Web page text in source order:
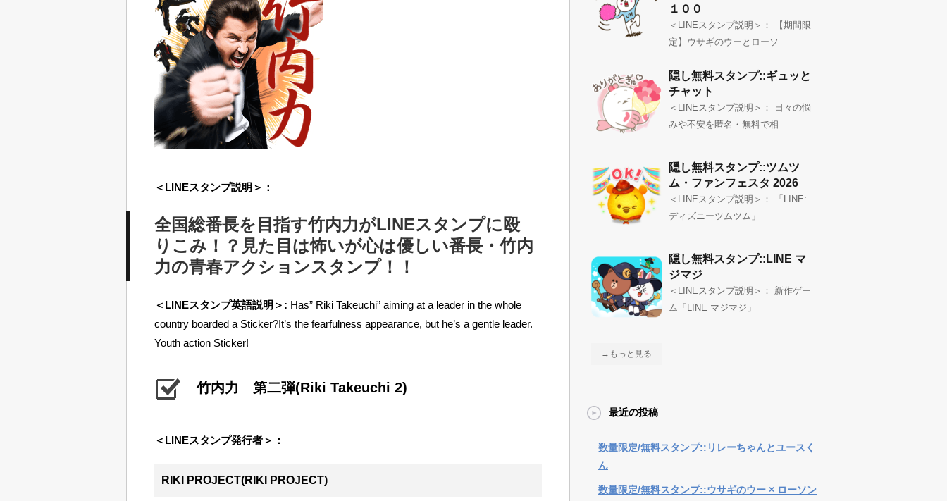
＜LINEスタンプ説明＞：
全国総番長を目指す竹内力がLINEスタンプに殴
りこみ！？見た目は怖いが心は優しい番長・竹内
力の青春アクションスタンプ！！
＜LINEスタンプ英語説明＞: Has” Riki Takeuchi” aiming at a leader in the whole
country boarded a Sticker?It’s the fearfulness appearance, but he’s a gentle leader.
Youth action Sticker!
竹内力 第二弾(Riki Takeuchi 2)
＜LINEスタンプ発行者＞：
RIKI PROJECT(RIKI PROJECT)
１００
＜LINEスタンプ説明＞： 【期間限
定】ウサギのウーとローソ
隠し無料スタンプ::ギュッと
チャット
＜LINEスタンプ説明＞： 日々の悩
みや不安を匿名・無料で相
隠し無料スタンプ::ツムツ
ム・ファンフェスタ 2026
＜LINEスタンプ説明＞： 「LINE:
ディズニーツムツム」
隠し無料スタンプ::LINE マ
ジマジ
＜LINEスタンプ説明＞： 新作ゲー
ム「LINE マジマジ」
→もっと見る
最近の投稿
数量限定/無料スタンプ::リレーちゃんとユースく
ん
数量限定/無料スタンプ::ウサギのウー × ローソン